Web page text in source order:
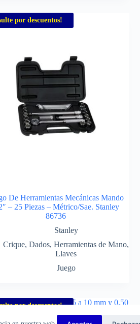
por descuentos!
De Herramientas Mecánicas Mando
– 25 Piezas – Métrico/Sae. Stanley
86736
Stanley
Crique, Dados, Herramientas de Mano,
Llaves
Juego
por descuentos!